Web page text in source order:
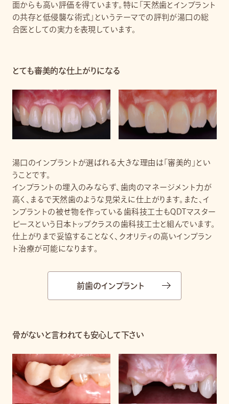
面からも高い評価を得ています。特に「天然歯とインプラント
の共存と低侵襲な術式」というテーマでの評判が湯口の総
合医としての実力を表現しています。
とても審美的な仕上がりになる
湯口のインプラントが選ばれる大きな理由は「審美的」とい
うことです。
インプラントの埋入のみならず、歯肉のマネージメント力が
高く、まるで天然歯のような見栄えに仕上がります。また、イ
ンプラントの被せ物を作っている歯科技工士もQDTマスター
ピースという日本トップクラスの歯科技工士と組んでいます。
仕上がりまで妥協することなく、クオリティの高いインプラン
ト治療が可能になります。
前歯のインプラント
骨がないと言われても安心して下さい